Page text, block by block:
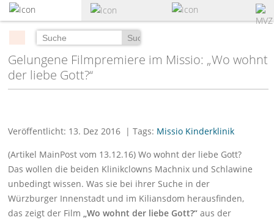
zum
Hauptinhalt
Suchen
Gelungene Filmpremiere im Missio: „Wo wohnt
der liebe Gott?“
Veröffentlicht: 13. Dez 2016 | Tags: Missio Kinderklinik
(Artikel MainPost vom 13.12.16) Wo wohnt der liebe Gott?
Das wollen die beiden Klinikclowns Machnix und Schlawine
unbedingt wissen. Was sie bei ihrer Suche in der
Würzburger Innenstadt und im Kiliansdom herausfinden,
das zeigt der Film „Wo wohnt der liebe Gott?“ aus der